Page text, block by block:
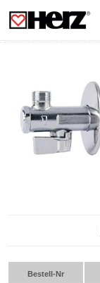
Bestell-Nr